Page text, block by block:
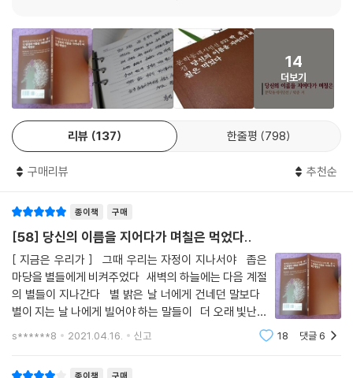
나는 이제
철봉에 매달리지 않아도
이를 악물어야 한다
이를 악물고
당신을 오래 생각하면
비 마중 나오듯
당신 눈동자의 맺음새가
좋기도 하였다
--- 「슬픔은 자랑이 될 수 있다」중에서
건을 기록해두는 데 의의를 두는 듯해 더욱 눈에 띈다.
반디미용실에서 처음 낙타를 보았습니다 미용실 누나는 쌍봉낙타 봉 같은
가슴 사이에 제 머리를 묻고 비뚤어짐을 가늠했고 저는 실눈만 떴다 감았
다 했습니다 (……) 누나는 동네 아저씨들 술자리의 기본 안주가 되기도 하
고 아주머니들의 커피 잔에서 설탕과 함께 휘저어졌습니다 (……) 낙타가
떠난 날은 감나무집 형이 소주를 댓병으로 마신 날이었습니다 형 가슴보다
아들어왔다는 미용실 주인은 양귀비 염색약처럼 까맣게 울었습니다
수 없지만요 마음을 걷던 발자국은 아직도 남아 저는 요즘도 간혹 그 발자
국에 새로 만나는 미인들의 흰 발을 대어보기도 하는 것이었습니다
―「미인의 발」 부분
총무는 채점을 하다 말고 잠이 들어 있었습니다 매년 이차에서 떨어졌던
그도, 탈출해 나왔다면 내년쯤에는 아마 이등병이 되었을 겁니다 그나저나
왜 결핍의 누대(累代)에는 늘 붉은 줄이 그어졌는지 알고 계실까요?
3층에 사는 여자들이 이차를 마치고 돌아온 듯했습니다 공동 주방에서 부
14
더보기
리뷰 137 한줄평 798
구매리뷰 추천순
종이책 구매
[58] 당신의 이름을 지어다가 며칠은 먹었다..
[ 지금은 우리가 ] 그때 우리는 자정이 지나서야 좁은
마당을 별들에게 비켜주었다 새벽의 하늘에는 다음 계절
의 별들이 지나간다 별 밝은 날 너에게 건네던 말보다
별이 지는 날 나에게 빌어야 하는 말들이 더 오래 빛난다
s******8 2021.04.16. 신고 18 댓글6